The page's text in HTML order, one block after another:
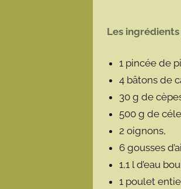
Les
1 pincée de
4 bâtons de
30 g de
500 g de
2 oignons,
6 gousses
1,1 l d’eau
1 poulet